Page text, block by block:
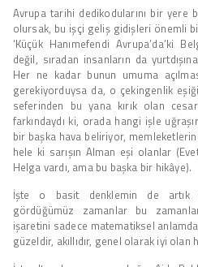
Avrupa tarihi dedikodularını bir yere
olursak, bu işçi geliş gidişleri önemli
‘Küçük Hanımefendi Avrupa’da’ki
değil, sıradan insanların da
Her ne kadar bunun umuma
gerekiyorduysa da, o çekingenlik
seferinden bu yana kırık olan
farkındaydı ki, orada hangi işle
bir başka hava beliriyor,
hele ki sarışın Alman eşi olanlar
Helga vardı, ama bu başka bir hikâye).
İşte o basit denklemin de artık
gördüğümüz zamanlar bu
işaretini sadece matematiksel
güzeldir, akıllıdır, genel olarak iyi olan